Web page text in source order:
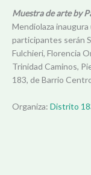
Muestra de arte by
Mendiolaza
participantes serán
Fulchieri, Florencia
Trinidad Caminos,
183, de Barrio
Organiza: Distrito